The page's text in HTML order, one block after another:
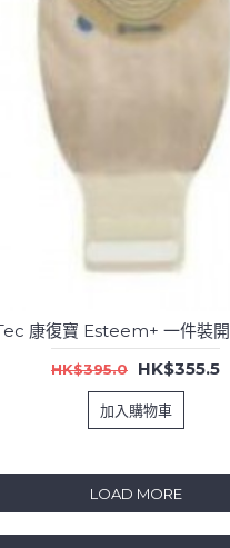
康復寶 Esteem+ 一件裝
HK$395.0 HK$355.5
加入購物車
LOAD MORE